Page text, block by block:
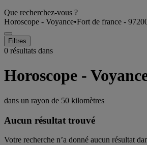
Que recherchez-vous ?
Horoscope - Voyance•Fort de france -
Filtres
0 résultats dans
Horoscope -
dans un rayon de 50 kilomètres
Aucun résultat trouvé
Votre recherche n’a donné aucun résultat